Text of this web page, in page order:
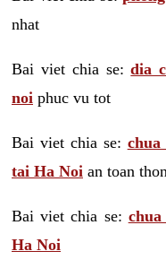
nhat
Bai viet chia se:dia
noi phuc vu tot
Bai viet chia se:
tai Ha Noi an toan
Bai viet chia se:
Ha Noi